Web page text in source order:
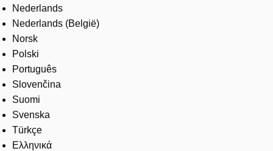
Nederlands
Nederlands (België)
Norsk
Polski
Português
Slovenčina
Suomi
Svenska
Türkçe
Ελληνικά